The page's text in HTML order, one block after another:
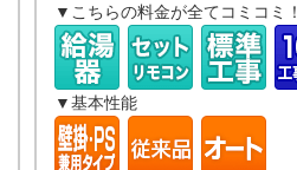
▼こちらの料金が全てコミコミ！
▼基本性能